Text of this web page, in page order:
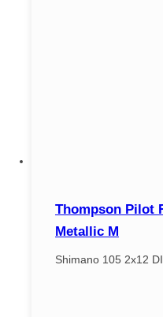
Thompson Pilot
Metallic M
Shimano 105 2x12